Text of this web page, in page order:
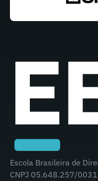
Escola Brasileira de
CNPJ 05.648.257/